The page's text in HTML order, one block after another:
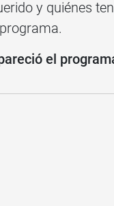
y quiénes
el